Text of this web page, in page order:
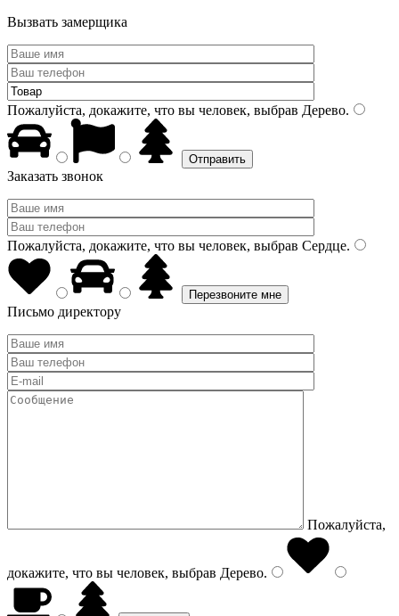
Вызвать замерщика
Пожалуйста, докажите, что вы человек, выбрав Дерево.
Заказать звонок
Пожалуйста, докажите, что вы человек, выбрав Сердце.
Письмо директору
Пожалуйста,
докажите, что вы человек, выбрав Дерево.